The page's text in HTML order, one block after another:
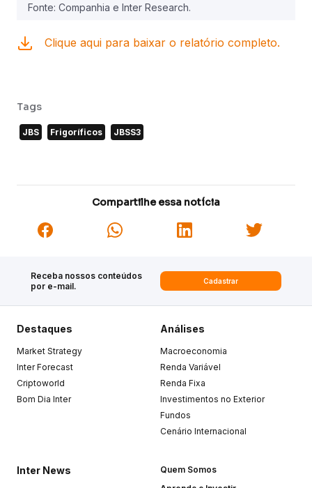
Fonte: Companhia e Inter Research.
Clique aqui para baixar o relatório completo.
Tags
JBS Frigoríficos JBSS3
Compartilhe essa notícia
Receba nossos conteúdos
por e-mail.
Cadastrar
Destaques
Market Strategy
Inter Forecast
Criptoworld
Bom Dia Inter
Análises
Macroeconomia
Renda Variável
Renda Fixa
Investimentos no Exterior
Fundos
Cenário Internacional
Inter News
Quem Somos